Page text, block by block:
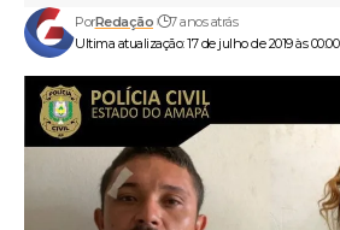
Ultima atualização: 17 de julho de 2019 às 00:00
PorRedação 7 anos atrás